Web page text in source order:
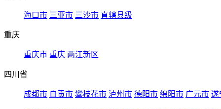
海口市 三亚市 三沙市 直辖县级
重庆
重庆市 重庆 两江新区
四川省
成都市 自贡市 攀枝花市 泸州市 德阳市 绵阳市 广元市 遂